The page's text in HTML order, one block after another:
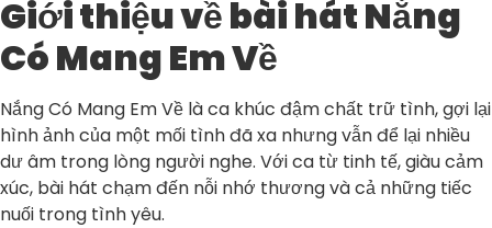
Giới thiệu về bài hát Nắng
Có Mang Em Về
Nắng Có Mang Em Về là ca khúc đậm chất trữ tình, gợi lại
hình ảnh của một mối tình đã xa nhưng vẫn để lại nhiều
dư âm trong lòng người nghe. Với ca từ tinh tế, giàu cảm
xúc, bài hát chạm đến nỗi nhớ thương và cả những tiếc
nuối trong tình yêu.